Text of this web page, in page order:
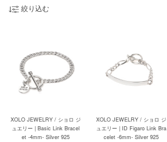
絞り込む
XOLO JEWELRY / ショロ ジ
ュエリー | Basic Link Bracel
et -4mm- Silver 925
XOLO JEWELRY / ショロ ジ
ュエリー | ID Figaro Link Bra
celet -6mm- Silver 925